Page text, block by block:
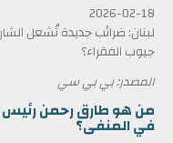
2026-02-18
لبنان: ضرائب جديدة تُشعل
جيوب الفقراء؟
المصدر: بي بي سي
في المنفى؟